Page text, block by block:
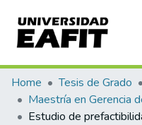
Communities & Collections
All of DSpace
Home Tesis de Grado